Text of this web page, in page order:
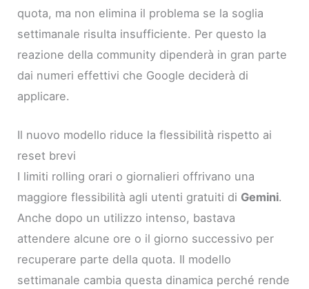
quota, ma non elimina il problema se la soglia
settimanale risulta insufficiente. Per questo la
reazione della community dipenderà in gran parte
dai numeri effettivi che Google deciderà di
applicare.
Il nuovo modello riduce la flessibilità rispetto ai
reset brevi
I limiti rolling orari o giornalieri offrivano una
maggiore flessibilità agli utenti gratuiti di Gemini.
Anche dopo un utilizzo intenso, bastava
attendere alcune ore o il giorno successivo per
recuperare parte della quota. Il modello
settimanale cambia questa dinamica perché rende